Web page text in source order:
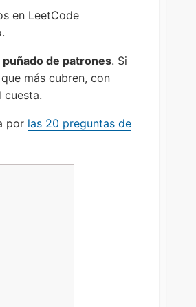
en LeetCode
de patrones. Si
más cubren, con
por las 20 preguntas de